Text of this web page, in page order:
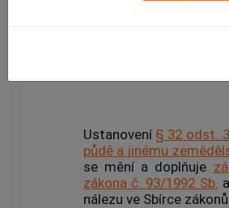
Ustanovení § 32 odst. 3
půdě a jinému
se mění a doplňuje
zákona č. 93/1992 Sb.
nálezu ve Sbírce zákonů.